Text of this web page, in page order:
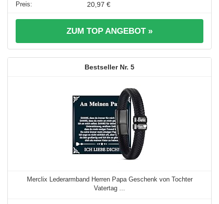
20,97 €
ZUM TOP ANGEBOT »
5
Merclix Lederarmband Herren Papa Geschenk von Tochter
Vatertag ...